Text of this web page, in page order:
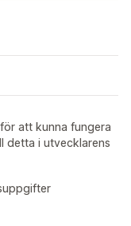
att kunna fungera
detta i utvecklarens